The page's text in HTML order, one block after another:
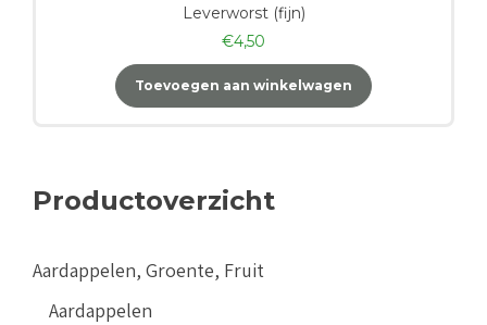
Leverworst (fijn)
€4,50
Toevoegen aan winkelwagen
Productoverzicht
Aardappelen, Groente, Fruit
Aardappelen